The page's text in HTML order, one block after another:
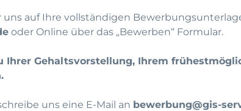
auf Ihre vollständigen
oder Online über das „Bewerben“ Formular.
Ihrer Gehaltsvorstellung, Ihrem
uns eine E-Mail an bewerbung@gis-